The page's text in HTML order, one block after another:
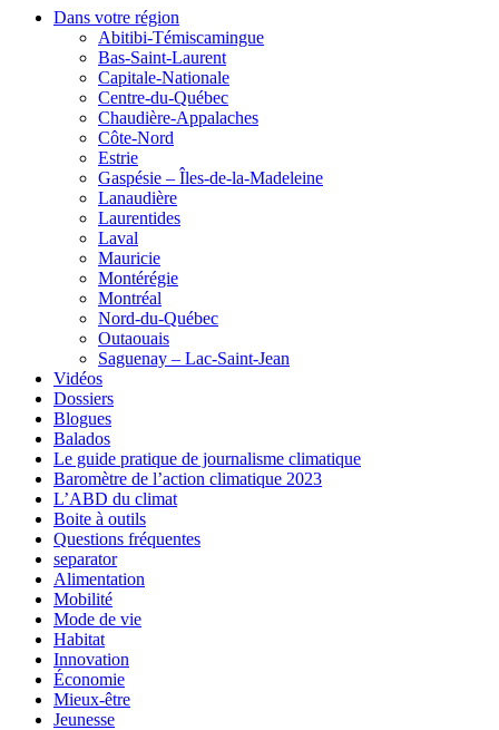
Dans votre région
Abitibi-Témiscamingue
Bas-Saint-Laurent
Capitale-Nationale
Centre-du-Québec
Chaudière-Appalaches
Côte-Nord
Estrie
Gaspésie – Îles-de-la-Madeleine
Lanaudière
Laurentides
Laval
Mauricie
Montérégie
Montréal
Nord-du-Québec
Outaouais
Saguenay – Lac-Saint-Jean
Vidéos
Dossiers
Blogues
Balados
Le guide pratique de journalisme climatique
Baromètre de l’action climatique 2023
L’ABD du climat
Boite à outils
Questions fréquentes
separator
Alimentation
Mobilité
Mode de vie
Habitat
Innovation
Économie
Mieux-être
Jeunesse